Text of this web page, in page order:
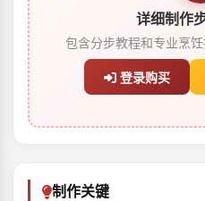
详细制作
包含分步教程和专业烹
登录购买
制作关键